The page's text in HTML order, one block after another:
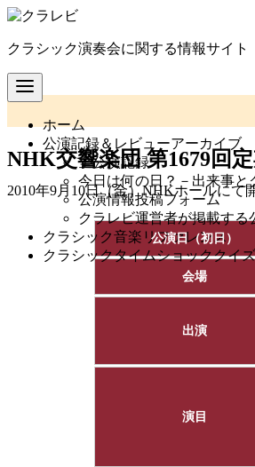
コ
テ
ン
ツ
移
クラシック演奏会に関する情報サイト
ホーム
公演記録＆レビューアーカイブ
全公演記録
今日は何の日？－出来事と
公演情報投稿フォーム
クラレビ運営者が掲載する
クラシック音楽リファレンス
クラシックタイムショッククイズ
NHK交響楽団 第1679回
2010年9月10日（金）NHKホールにて
公演日（初日）
会場
出演
演目